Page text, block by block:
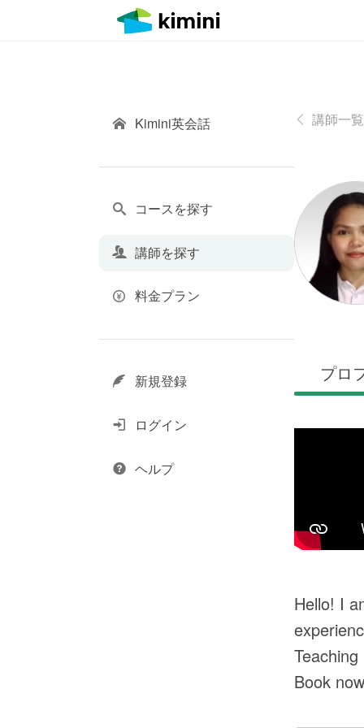
講師一
プロ
Hello! I
Book
Kimini英会話
コースを探す
講師を探す
料金プラン
新規登録
ログイン
ヘルプ